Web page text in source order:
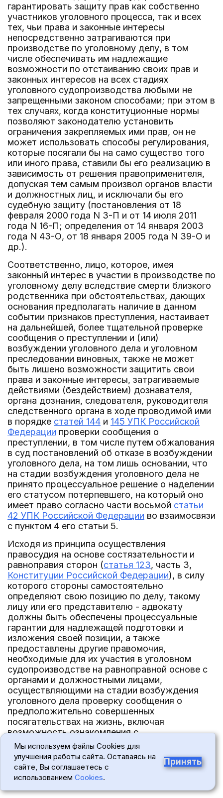
гарантировать защиту прав как собственно
участников уголовного процесса, так и всех
тех, чьи права и законные интересы
непосредственно затрагиваются при
производстве по уголовному делу, в том
числе обеспечивать им надлежащие
возможности по отстаиванию своих прав и
законных интересов на всех стадиях
уголовного судопроизводства любыми не
запрещенными законом способами; при этом в
тех случаях, когда конституционные нормы
позволяют законодателю установить
ограничения закрепляемых ими прав, он не
может использовать способы регулирования,
которые посягали бы на само существо того
или иного права, ставили бы его реализацию в
зависимость от решения правоприменителя,
допуская тем самым произвол органов власти
и должностных лиц, и исключали бы его
судебную защиту (постановления от 18
февраля 2000 года N 3-П и от 14 июля 2011
года N 16-П; определения от 14 января 2003
года N 43-О, от 18 января 2005 года N 39-О и
др.).
Соответственно, лицо, которое, имея
законный интерес в участии в производстве по
уголовному делу вследствие смерти близкого
родственника при обстоятельствах, дающих
основания предполагать наличие в данном
событии признаков преступления, настаивает
на дальнейшей, более тщательной проверке
сообщения о преступлении и (или)
возбуждении уголовного дела и уголовном
преследовании виновных, также не может
быть лишено возможности защитить свои
права и законные интересы, затрагиваемые
действиями (бездействием) дознавателя,
органа дознания, следователя, руководителя
следственного органа в ходе проводимой ими
в порядке статей 144 и 145 УПК Российской
Федерации проверки сообщения о
преступлении, в том числе путем обжалования
в суд постановлений об отказе в возбуждении
уголовного дела, на том лишь основании, что
на стадии возбуждения уголовного дела не
принято процессуальное решение о наделении
его статусом потерпевшего, на который оно
имеет право согласно части восьмой статьи
42 УПК Российской Федерации во взаимосвязи
с пунктом 4 его статьи 5.
Исходя из принципа осуществления
правосудия на основе состязательности и
равноправия сторон (статья 123, часть 3,
Конституции Российской Федерации), в силу
которого стороны самостоятельно
определяют свою позицию по делу, такому
лицу или его представителю - адвокату
должны быть обеспечены процессуальные
гарантии для надлежащей подготовки и
изложения своей позиции, а также
предоставлены другие правомочия,
необходимые для их участия в уголовном
судопроизводстве на равноправной основе с
органами и должностными лицами,
осуществляющими на стадии возбуждения
уголовного дела проверку сообщения о
предположительно совершенных
посягательствах на жизнь, включая
возможность ознакомления с
процессуальными документами и
материалами, содержащими сведения о
фактических обстоятельствах (данные о
фактах), свидетельствующих о наличии или
Мы используем файлы Cookies для
улучшения работы сайта. Оставаясь на
сайте, Вы соглашаетесь с
использованием Cookies.
Принять